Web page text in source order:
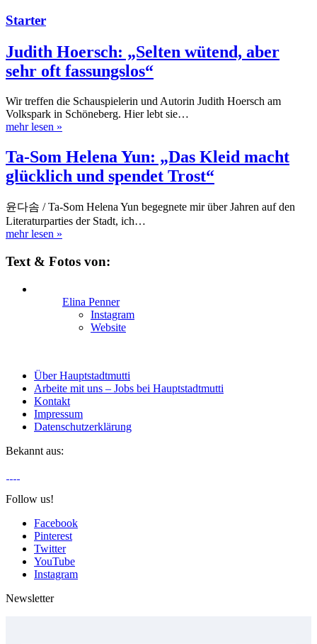
Starter
Judith Hoersch: „Selten wütend, aber
sehr oft fassungslos“
Wir treffen die Schauspielerin und Autorin Judith Hoersch am
Volkspark in Schöneberg. Hier lebt sie…
mehr lesen »
Ta-Som Helena Yun: „Das Kleid macht
glücklich und spendet Trost“
윤다솜 / Ta-Som Helena Yun begegnete mir über Jahren auf den
Literaturparties der Stadt, ich…
mehr lesen »
Text & Fotos von:
Elina Penner
Instagram
Website
Über Hauptstadtmutti
Arbeite mit uns – Jobs bei Hauptstadtmutti
Kontakt
Impressum
Datenschutzerklärung
Bekannt aus:
Follow us!
Facebook
Pinterest
Twitter
YouTube
Instagram
Newsletter